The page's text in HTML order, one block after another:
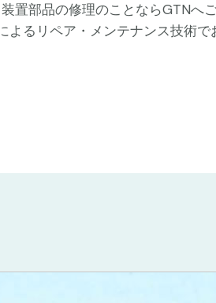
装置部品の修理のことならGTNへ
よるリペア・メンテナンス技術で